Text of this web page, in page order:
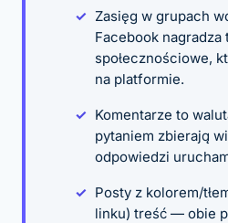
Zasięg w grupach
Facebook nagradza
społecznościowe,
na platformie.
Komentarze to
pytaniem zbierają
odpowiedzi
Posty z kolorem/
linku) treść — obie